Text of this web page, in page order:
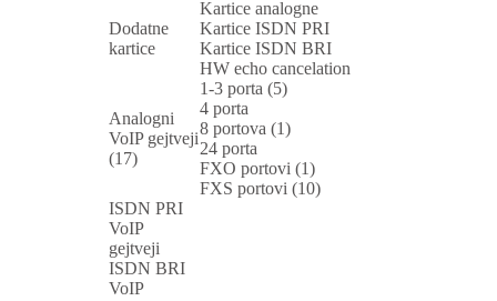
Dodatne
kartice
Kartice analogne
Kartice ISDN PRI
Kartice ISDN BRI
HW echo cancelation
Analogni
VoIP gejtveji
(17)
1-3 porta (5)
4 porta
8 portova (1)
24 porta
FXO portovi (1)
FXS portovi (10)
ISDN PRI
VoIP
gejtveji
ISDN BRI
VoIP